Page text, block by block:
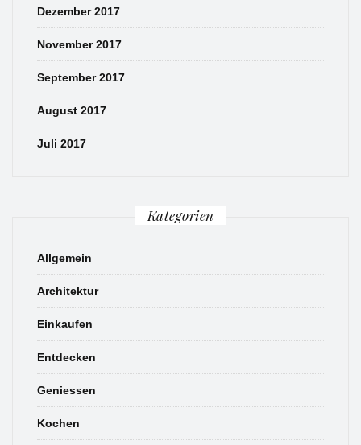
Dezember 2017
November 2017
September 2017
August 2017
Juli 2017
Kategorien
Allgemein
Architektur
Einkaufen
Entdecken
Geniessen
Kochen